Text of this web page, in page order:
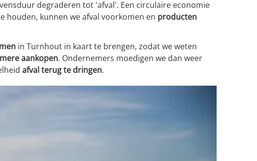
degraderen tot 'afval'. Een circulaire economie
houden, kunnen we afval voorkomen en producten
in Turnhout in kaart te brengen, zodat we weten
aankopen. Ondernemers moedigen we dan weer
afval terug te dringen.